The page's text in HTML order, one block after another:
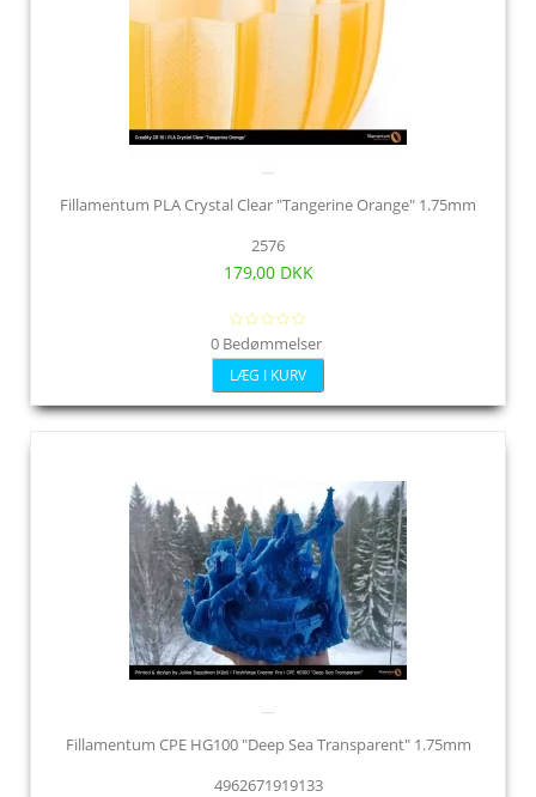
Fillamentum PLA Crystal Clear "Tangerine Orange" 1.75mm
2576
179,00 DKK
0 Bedømmelser
LÆG I KURV
Fillamentum CPE HG100 "Deep Sea Transparent" 1.75mm
4962671919133